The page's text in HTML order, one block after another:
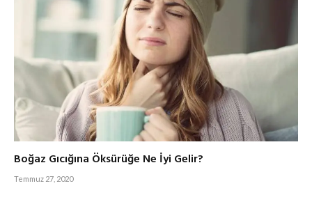
Boğaz Gıcığına Öksürüğe Ne İyi Gelir?
Temmuz 27, 2020